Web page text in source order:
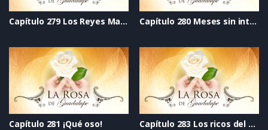
Capítulo 279 Los Reyes Magos, sí son reyes mágicos Capítulo 280 Meses sin intereses
Capítulo 281 ¡Qué oso! Capítulo 283 Los ricos del corazón